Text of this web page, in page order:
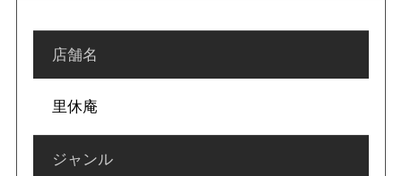
店舗名
里休庵
ジャンル